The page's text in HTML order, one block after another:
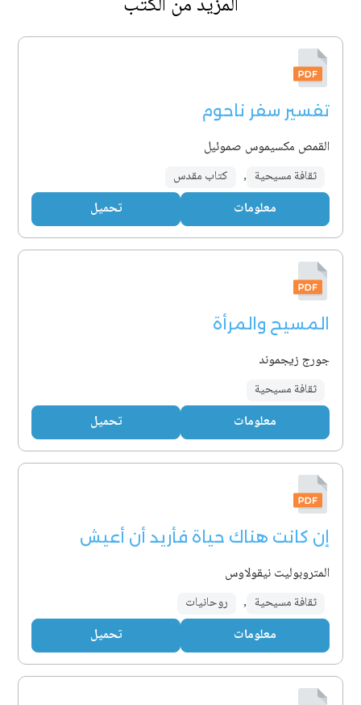
تفسير سفر ناحوم
القمص مكسيموس صموئيل
ثقافة مسيحية , كتاب مقدس
معلومات تحميل
المسيح والمرأة
جورج زيجموند
ثقافة مسيحية
معلومات تحميل
إن كانت هناك حياة فأريد أن أعيش
المتروبوليت نيقولاوس
ثقافة مسيحية , روحانيات
معلومات تحميل